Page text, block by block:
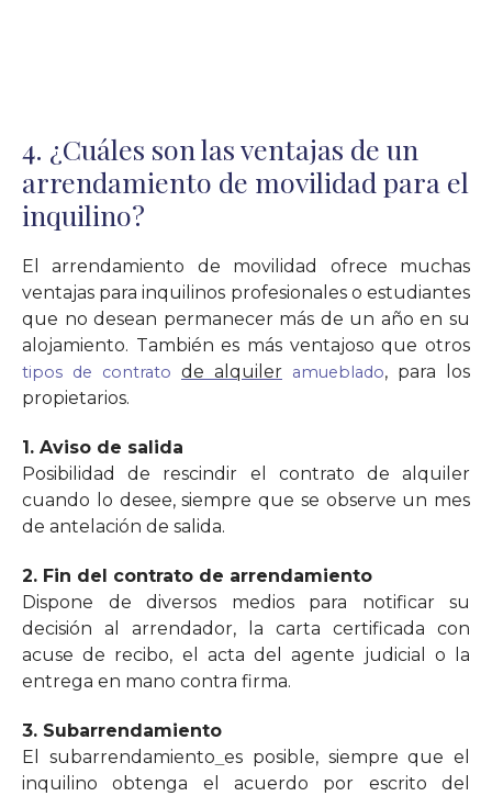
4. ¿Cuáles son las ventajas de un
arrendamiento de movilidad para el
inquilino?
El arrendamiento de movilidad ofrece muchas
ventajas para inquilinos profesionales o estudiantes
que no desean permanecer más de un año en su
alojamiento. También es más ventajoso que otros
tipos de contrato de alquiler amueblado, para los
propietarios.
1. Aviso de salida
Posibilidad de rescindir el contrato de alquiler
cuando lo desee, siempre que se observe un mes
de antelación de salida.
2. Fin del contrato de arrendamiento
Dispone de diversos medios para notificar su
decisión al arrendador, la carta certificada con
acuse de recibo, el acta del agente judicial o la
entrega en mano contra firma.
3. Subarrendamiento
El subarrendamiento es posible, siempre que el
inquilino obtenga el acuerdo por escrito del